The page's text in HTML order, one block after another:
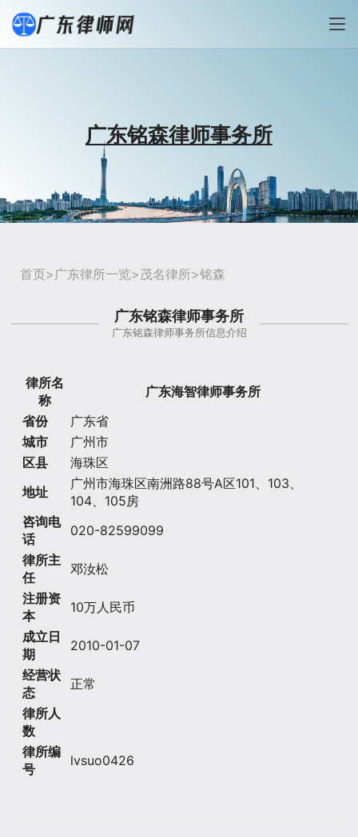
广东铭森律师事务所
首页> 广东律所一览>茂名律所>铭森
广东铭森律师事务所
广东铭森律师事务所信息介绍
律所名
称
广东海智律师事务所
省份
广东省
城市
广州市
区县
海珠区
地址
广州市海珠区南洲路88号A区101、103、
104、105房
咨询电
话
020-82599099
律所主
任
邓汝松
注册资
本
10万人民币
成立日
期
2010-01-07
经营状
态
正常
律所人
数
律所编
号
lvsuo0426